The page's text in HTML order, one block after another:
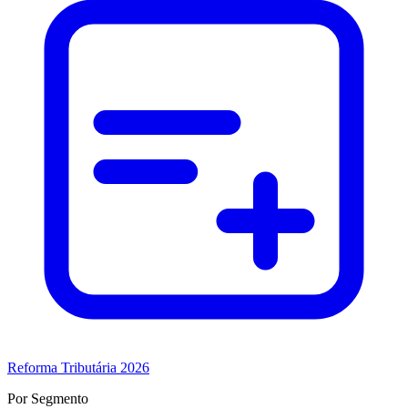
Reforma Tributária 2026
Por Segmento